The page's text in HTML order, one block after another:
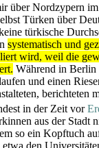
über Nordzypern
Türken über
türkische
systematisch und
wird, weil die
Während in Berlin
und einen
berichteten
in der Zeit vor
aus der Stadt
so ein Kopftuch